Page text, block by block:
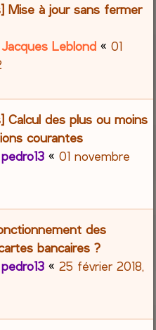
Mise à jour sans fermer
Jacques Leblond «01
Calcul des plus ou moins
courantes
pedro13 «01 novembre
des
bancaires ?
pedro13 «25 février 2018,